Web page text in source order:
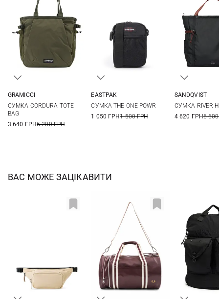
GRAMICCI
СУМКА CORDURA TOTE
BAG
3 640 ГРН5 200 ГРН
EASTPAK
СУМКА THE ONE POWR
1 050 ГРН1 500 ГРН
37X38X15СМ
SANDQVIST
СУМКА RIVER
4 620 ГРН6
ВАС МОЖЕ ЗАЦІКАВИТИ